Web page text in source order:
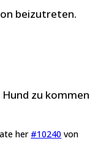
beizutreten.
Hund zu kommen
her #10240 von